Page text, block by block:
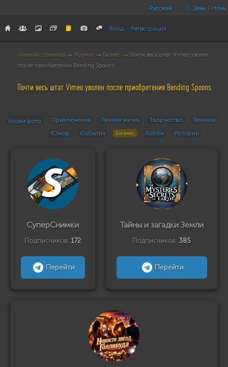
Русский День / Ночь
Вход Регистрация
Главная страница → Журнал → Бизнес → Почти весь штат Vimeo уволен
после приобретения Bending Spoons
Почти весь штат Vimeo уволен после приобретения Bending Spoons
Уроки фото Приключения Личная жизнь Творчество
Техника
Юмор
События Бизнес Хобби Истории
СуперСнимки
Подписчиков: 172
Перейти
Тайны и загадки Земли
Подписчиков: 385
Перейти